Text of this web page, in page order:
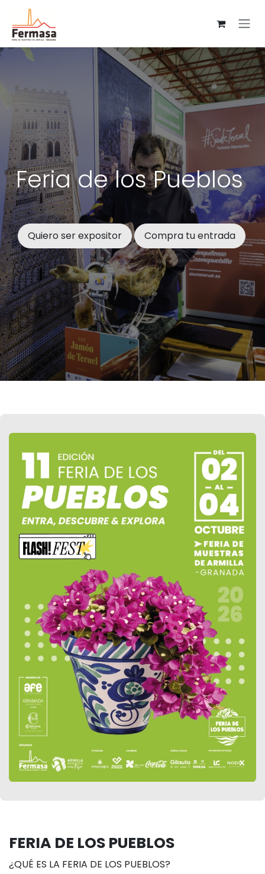
Ir al contenido
Feria de los Pueblos
Quiero ser expositor Compra tu entrada
FERIA DE LOS PUEBLOS
¿QUÉ ES LA FERIA DE LOS PUEBLOS?